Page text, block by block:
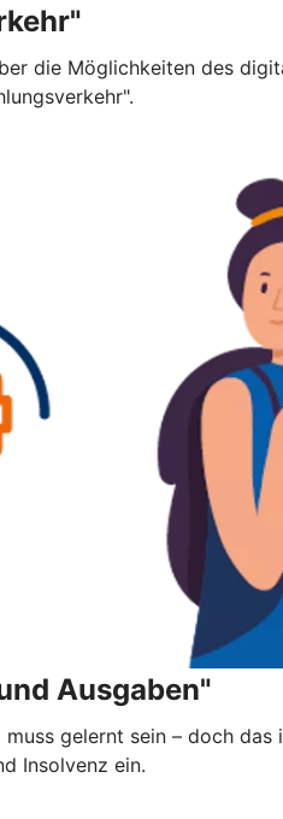
die Möglichkeiten des
Ausgaben"
gelernt sein – doch
Insolvenz ein.